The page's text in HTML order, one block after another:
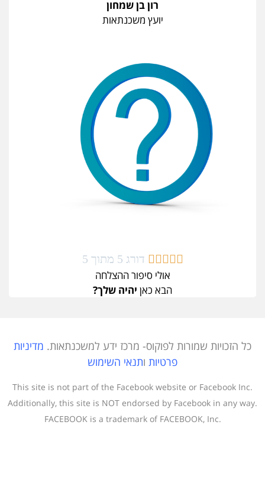
רון בן שמחון
יועץ משכנתאות




 דורג 5 מתוך 5
אולי סיפור ההצלחה
הבא כאןיהיה שלך?
כל הזכויות שמורות לפוקוס- מרכז ידע למשכנתאות. מדיניות
פרטיותו תנאי השימוש
This site is not part of the Facebook website or Facebook Inc.
Additionally, this site is NOT endorsed by Facebook in any way.
FACEBOOK is a trademark of FACEBOOK, Inc.